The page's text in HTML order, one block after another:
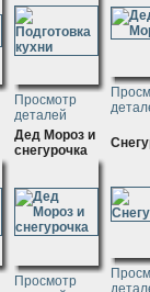
Просмотр
деталей
Дед Мороз и
снегурочка
Просмотр